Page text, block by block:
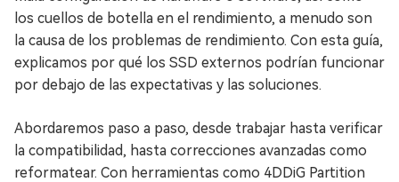
los cuellos de botella en el rendimiento, a menudo son
la causa de los problemas de rendimiento. Con esta guía,
explicamos por qué los SSD externos podrían funcionar
por debajo de las expectativas y las soluciones.
Abordaremos paso a paso, desde trabajar hasta verificar
la compatibilidad, hasta correcciones avanzadas como
reformatear. Con herramientas como 4DDiG Partition